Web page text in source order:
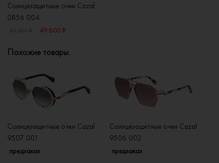
Солнцезащитные очки Cazal
0856 004
49 800 ₽
Похожие товары:
Солнцезащитные очки Cazal
9507 001
предзаказ
Солнцезащитные очки Cazal
9506 002
предзаказ